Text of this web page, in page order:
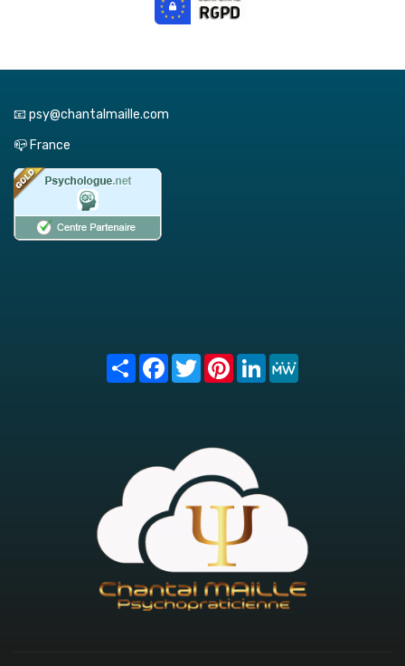
📧 psy@chantalmaille.com
📪 France
Share FacebookTwitterPinterest
LinkedIn